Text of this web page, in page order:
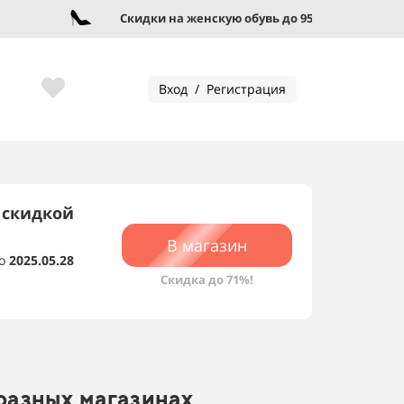
Скидки на женскую обувь до 95%!
Вход / Регистрация
2025.05.28
В магазин
Скидка до 71%!
магазинах